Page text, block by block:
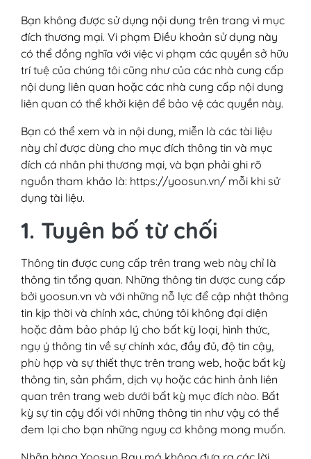
Bạn không được sử dụng nội dung trên trang vì mục
đích thương mại. Vi phạm Điều khoản sử dụng này
có thể đồng nghĩa với việc vi phạm các quyền sở hữu
trí tuệ của chúng tôi cũng như của các nhà cung cấp
nội dung liên quan hoặc các nhà cung cấp nội dung
liên quan có thể khởi kiện để bảo vệ các quyền này.
Bạn có thể xem và in nội dung, miễn là các tài liệu
này chỉ được dùng cho mục đích thông tin và mục
đích cá nhân phi thương mại, và bạn phải ghi rõ
nguồn tham khảo là: https://yoosun.vn/ mỗi khi sử
dụng tài liệu.
1. Tuyên bố từ chối
Thông tin được cung cấp trên trang web này chỉ là
thông tin tổng quan. Những thông tin được cung cấp
bởi yoosun.vn và với những nỗ lực để cập nhật thông
tin kịp thời và chính xác, chúng tôi không đại diện
hoặc đảm bảo pháp lý cho bất kỳ loại, hình thức,
ngụ ý thông tin về sự chính xác, đầy đủ, độ tin cậy,
phù hợp và sự thiết thực trên trang web, hoặc bất kỳ
thông tin, sản phẩm, dịch vụ hoặc các hình ảnh liên
quan trên trang web dưới bất kỳ mục đích nào. Bất
kỳ sự tin cậy đối với những thông tin như vậy có thể
đem lại cho bạn những nguy cơ không mong muốn.